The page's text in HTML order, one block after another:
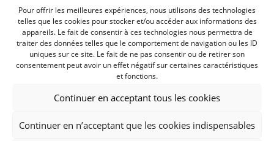
Pour offrir les meilleures expériences, nous utilisons des technologies
telles que les cookies pour stocker et/ou accéder aux informations des
appareils. Le fait de consentir à ces technologies nous permettra de
traiter des données telles que le comportement de navigation ou les ID
uniques sur ce site. Le fait de ne pas consentir ou de retirer son
consentement peut avoir un effet négatif sur certaines caractéristiques
et fonctions.
Continuer en acceptant tous les cookies
Continuer en n’acceptant que les cookies indispensables
Soft skills & mindset
Autonomie & esprit d’équipe : Vous
aimez travailler en collectif tout en
prenant des initiatives.
tenez informé(e) des dernières